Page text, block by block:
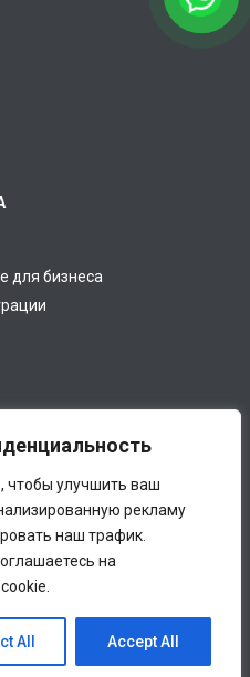
чтобы улучшить ваш
рекламу
наш трафик.
на
All Accept All
для бизнеса
inCust Ltd., © 2020. This site is